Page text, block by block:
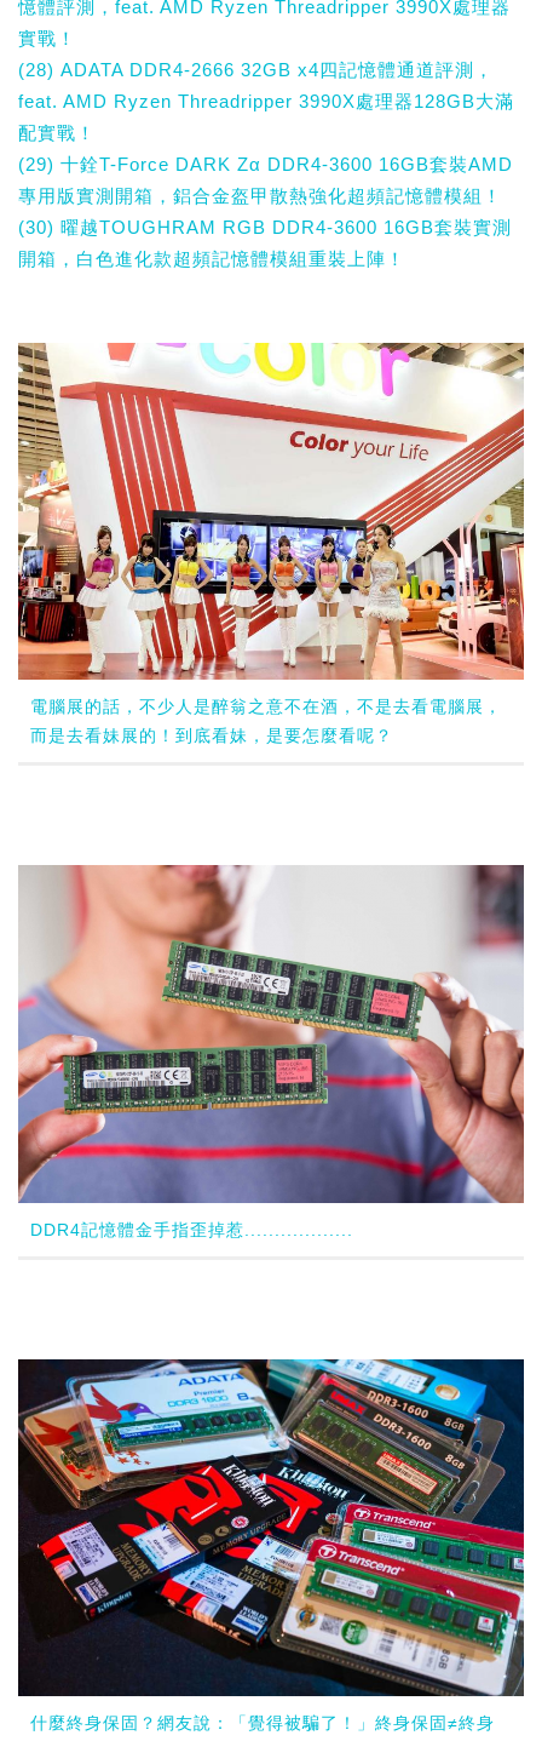
憶體評測，feat. AMD Ryzen Threadripper 3990X處理器
實戰！
(28) ADATA DDR4-2666 32GB x4四記憶體通道評測，
feat. AMD Ryzen Threadripper 3990X處理器128GB大滿
配實戰！
(29) 十銓T-Force DARK Zα DDR4-3600 16GB套裝AMD
專用版實測開箱，鋁合金盔甲散熱強化超頻記憶體模組！
(30) 曜越TOUGHRAM RGB DDR4-3600 16GB套裝實測
開箱，白色進化款超頻記憶體模組重裝上陣！
電腦展的話，不少人是醉翁之意不在酒，不是去看電腦展，
而是去看妹展的！到底看妹，是要怎麼看呢？
DDR4記憶體金手指歪掉惹..................
什麼終身保固？網友說：「覺得被騙了！」終身保固≠終身